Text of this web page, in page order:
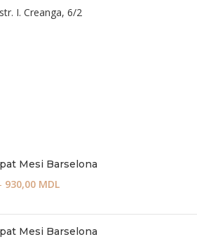
I. Creanga, 6/2
Mesi Barselona
930,00 MDL
Mesi Barselona